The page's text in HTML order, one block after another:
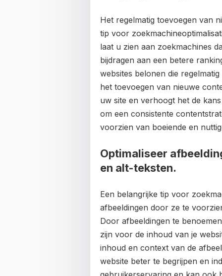
Het regelmatig toevoegen van
tip voor
laat u zien aan zoekmachines
bijdragen aan een betere
websites belonen die
het toevoegen van nieuwe
uw site en verhoogt het de
om een consistente
voorzien van boeiende en
Optimaliseer
en alt-teksten.
Een belangrijke tip voor
afbeeldingen door ze te
Door afbeeldingen te
zijn voor de inhoud van je
inhoud en context van de
website beter te begrijpen en